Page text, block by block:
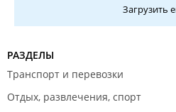
Загрузить
РАЗДЕЛЫ
Транспорт и перевозки
Отдых, развлечения, спорт